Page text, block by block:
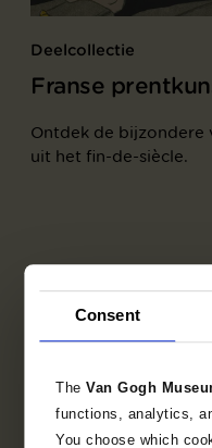
Consent
TheVan Gogh
functions, analytics,
You choose which
Deelcollectie
Franse
Ontdek de bijzondere
uit het fin-de-siècle.